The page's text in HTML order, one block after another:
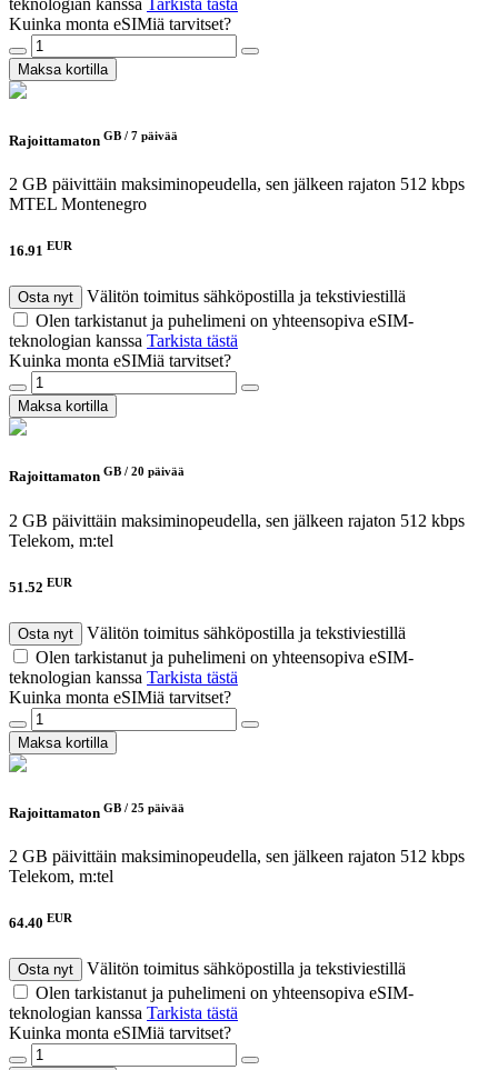
teknologian kanssa Tarkista tästä
Kuinka monta eSIMiä tarvitset?
Maksa kortilla
Rajoittamaton GB / 7 päivää
2 GB päivittäin maksiminopeudella, sen jälkeen rajaton 512 kbps
MTEL Montenegro
16.91 EUR
Osta nyt
Välitön toimitus sähköpostilla ja tekstiviestillä
Olen tarkistanut ja puhelimeni on yhteensopiva eSIM-
teknologian kanssa Tarkista tästä
Kuinka monta eSIMiä tarvitset?
Maksa kortilla
Rajoittamaton GB / 20 päivää
2 GB päivittäin maksiminopeudella, sen jälkeen rajaton 512 kbps
Telekom, m:tel
51.52 EUR
Osta nyt
Välitön toimitus sähköpostilla ja tekstiviestillä
Olen tarkistanut ja puhelimeni on yhteensopiva eSIM-
teknologian kanssa Tarkista tästä
Kuinka monta eSIMiä tarvitset?
Maksa kortilla
Rajoittamaton GB / 25 päivää
2 GB päivittäin maksiminopeudella, sen jälkeen rajaton 512 kbps
Telekom, m:tel
64.40 EUR
Osta nyt
Välitön toimitus sähköpostilla ja tekstiviestillä
Olen tarkistanut ja puhelimeni on yhteensopiva eSIM-
teknologian kanssa Tarkista tästä
Kuinka monta eSIMiä tarvitset?